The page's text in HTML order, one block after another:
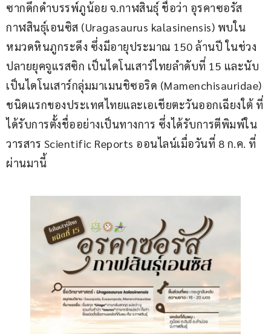
ซากดึกดำบรรพ์ภูน้อย จ.กาฬสินธุ์ ชื่อว่า อุรคาซอรัส
กาฬสินธุ์เอนซิส (Uragasaurus kalasinensis) พบใน
หมวดหินภูกระดึง ซึ่งมีอายุประมาณ 150 ล้านปี ในช่วง
ปลายยุคจูแรสซิก เป็นไดโนเสาร์ไทยลำดับที่ 15 และนับ
เป็นไดโนเสาร์กลุ่มมาเมนชิซอริด (Mamenchisauridae)
ชนิดแรกของประเทศไทยและเอเชียตะวันออกเฉียงใต้ ที่
ได้รับการตั้งชื่ออย่างเป็นทางการ ซึ่งได้รับการตีพิมพ์ใน
วารสาร Scientific Reports ออนไลน์เมื่อวันที่ 8 ก.ค. ที่
ผ่านมานี้